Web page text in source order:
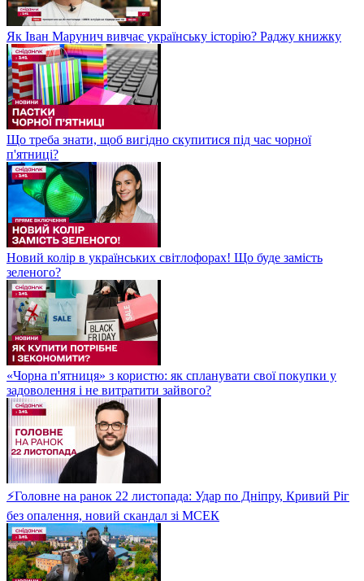
Як Іван Марунич вивчає українську історію? Раджу книжку
Що треба знати, щоб вигідно скупитися під час чорної
п'ятниці?
Новий колір в українських світлофорах! Що буде замість
зеленого?
«Чорна п'ятниця» з користю: як спланувати свої покупки у
задоволення і не витратити зайвого?
⚡Головне на ранок 22 листопада: Удар по Дніпру, Кривий Ріг
без опалення, новий скандал зі МСЕК